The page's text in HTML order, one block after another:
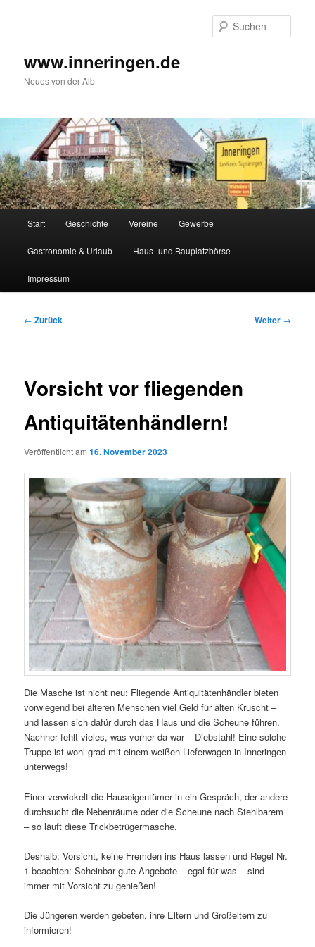
www.inneringen.de
Neues von der Alb
Start Geschichte Vereine Gewerbe
Gastronomie & Urlaub Haus- und Bauplatzbörse
Impressum
Beitragsnavigation
← Zurück Weiter →
Vorsicht vor fliegenden
Antiquitätenhändlern!
Veröffentlicht am16. November 2023
Die Masche ist nicht neu: Fliegende Antiquitätenhändler bieten
vorwiegend bei älteren Menschen viel Geld für alten Kruscht –
und lassen sich dafür durch das Haus und die Scheune führen.
Nachher fehlt vieles, was vorher da war – Diebstahl! Eine solche
Truppe ist wohl grad mit einem weißen Lieferwagen in Inneringen
unterwegs!
Einer verwickelt die Hauseigentümer in ein Gespräch, der andere
durchsucht die Nebenräume oder die Scheune nach Stehlbarem
– so läuft diese Trickbetrügermasche.
Deshalb: Vorsicht, keine Fremden ins Haus lassen und Regel Nr.
1 beachten: Scheinbar gute Angebote – egal für was – sind
immer mit Vorsicht zu genießen!
Die Jüngeren werden gebeten, ihre Eltern und Großeltern zu
informieren!